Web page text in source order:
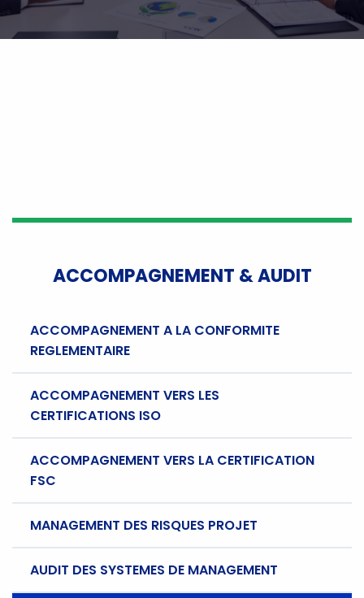
ACCOMPAGNEMENT & AUDIT
ACCOMPAGNEMENT A LA CONFORMITE
REGLEMENTAIRE
ACCOMPAGNEMENT VERS LES
CERTIFICATIONS ISO
ACCOMPAGNEMENT VERS LA CERTIFICATION
FSC
MANAGEMENT DES RISQUES PROJET
AUDIT DES SYSTEMES DE MANAGEMENT